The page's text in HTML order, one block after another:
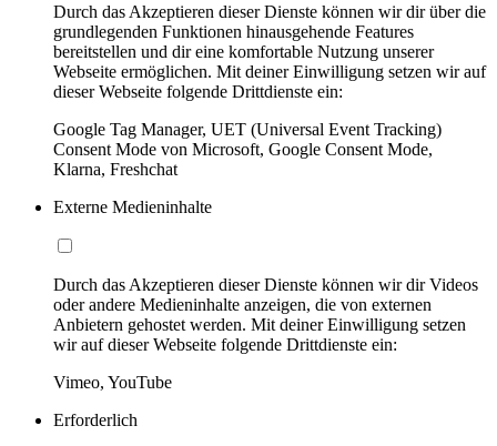
Durch das Akzeptieren dieser Dienste können wir dir über die
grundlegenden Funktionen hinausgehende Features
bereitstellen und dir eine komfortable Nutzung unserer
Webseite ermöglichen. Mit deiner Einwilligung setzen wir auf
dieser Webseite folgende Drittdienste ein:
Google Tag Manager, UET (Universal Event Tracking)
Consent Mode von Microsoft, Google Consent Mode,
Klarna, Freshchat
Externe Medieninhalte
Durch das Akzeptieren dieser Dienste können wir dir Videos
oder andere Medieninhalte anzeigen, die von externen
Anbietern gehostet werden. Mit deiner Einwilligung setzen
wir auf dieser Webseite folgende Drittdienste ein:
Vimeo, YouTube
Erforderlich